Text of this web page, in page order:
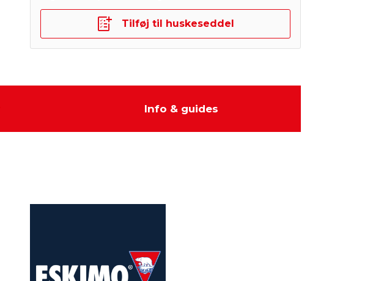
Tilføj til huskeseddel
Info & guides